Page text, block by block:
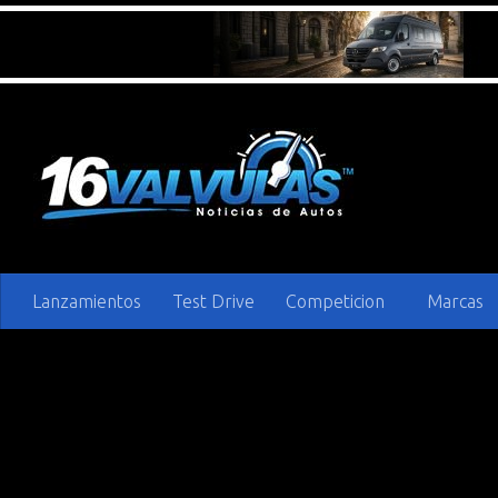
Lanzamientos Test Drive Competicion Marcas